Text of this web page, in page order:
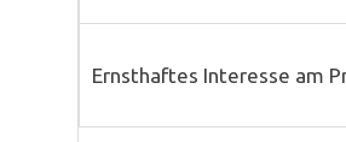
Ernsthaftes Interesse am